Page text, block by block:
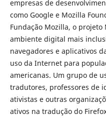
empresas de
como Google e Mozilla
Fundação Mozilla, o
ambiente digital mais
navegadores e aplicativos
uso da Internet para
americanas. Um grupo de
tradutores, professores de
ativistas e outras
ativos na tradução do